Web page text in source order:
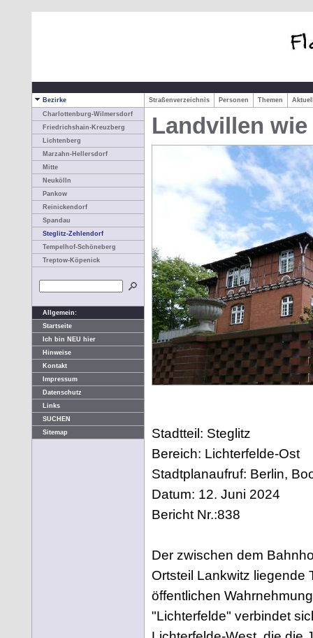
Bezirke Straßenverzeichnis Personen Themen
Charlottenburg-Wilmersdorf
Friedrichshain-Kreuzberg
Lichtenberg
Marzahn-Hellersdorf
Mitte
Neukölln
Pankow
Reinickendorf
Spandau
Steglitz-Zehlendorf
Tempelhof-Schöneberg
Treptow-Köpenick
Allgemein:
Startseite
Ich bin NEU hier
Hinweise
Kontakt
Impressum
Datenschutz
Links
SUCHEN
Sitemap
Landvillen
Stadtteil: Steglitz
Bereich: Lichterfelde-Ost
Stadtplanaufruf: Berlin,
Datum: 12. Juni 2024
Bericht Nr.:838
Der zwischen dem
Ortsteil Lankwitz liegende
öffentlichen
"Lichterfelde" verbindet